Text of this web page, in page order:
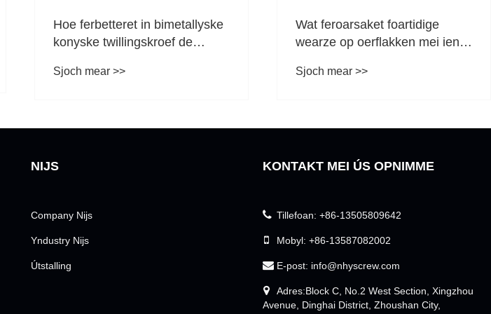
Hoe ferbetteret in bimetallyske
konyske twillingskroef de
Sjoch mear >>
Wat feroarsaket foartidige
wearze op oerflakken mei ien
Sjoch mear >>
NIJS
Company Nijs
Yndustry Nijs
Útstalling
KONTAKT MEI ÚS OPNIMME
Tillefoan: +86-13505809642
Mobyl: +86-13587082002
E-post: info@nhyscrew.com
Adres:Block C, No.2 West Section, Xingzhou
Avenue, Dinghai District, Zhoushan City,